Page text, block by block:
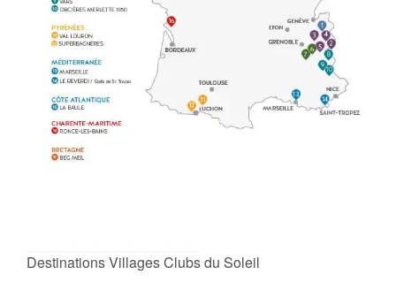
Destinations Villages Clubs du Soleil